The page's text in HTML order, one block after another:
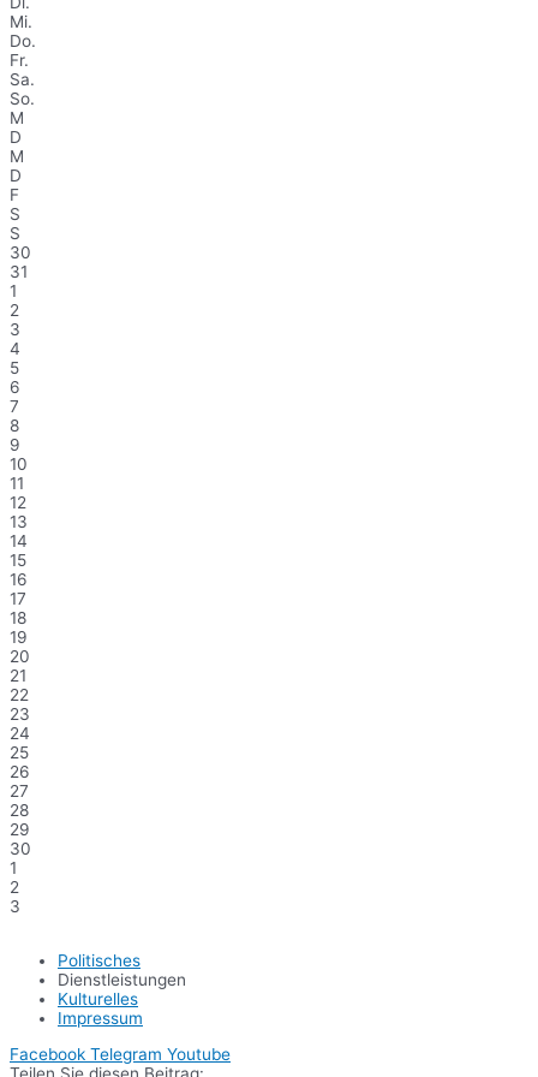
Mi.
Do.
Fr.
Sa.
So.
M
D
M
D
F
S
S
30
31
1
2
3
4
5
6
7
8
9
10
11
12
13
14
15
16
17
18
19
20
21
22
23
24
25
26
27
28
29
30
1
2
3
Politisches
Dienstleistungen
Kulturelles
Impressum
Facebook Telegram Youtube